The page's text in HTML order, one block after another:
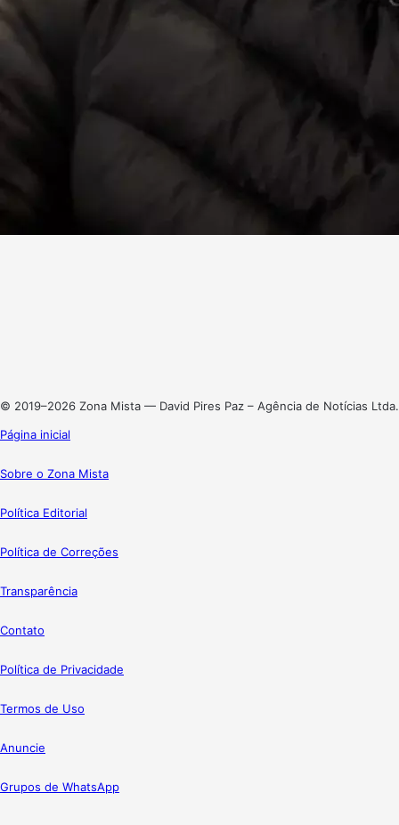
© 2019–2026 Zona Mista — David Pires Paz – Agência de Notícias Ltda.
Página inicial
Sobre o Zona Mista
Política Editorial
Política de Correções
Transparência
Contato
Política de Privacidade
Termos de Uso
Anuncie
Grupos de WhatsApp